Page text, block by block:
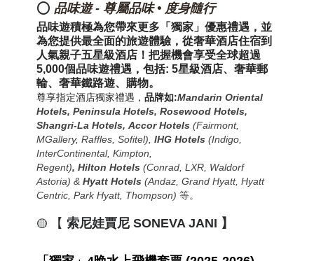
⭕ 品味遊-尊屬品味 • 度身隨行
品味遊積極為您帶來更多「獨家」優惠禮遇，並
為您提供最全面的旅遊體驗 ，從奢華酒店住宿到
人氣親子五星級酒店 ！把握機會享受全球超過
5,000個品味遊禮遇，包括: 5星級酒店、奢華郵
輪、奢華鐵路遊、購物。
尊享指定酒店獨家禮遇，品牌如:Mandarin Oriental
Hotels,Peninsula Hotels, Rosewood Hotels,
Shangri-La Hotels,Accor Hotels(Fairmont,
MGallery, Raffles, Sofitel) IHG Hotels(Indigo,
InterContinental, Kimpton,
Regent),HiltonHotels (Conrad, LXR, Waldorf
Astoria) & Hyatt Hotels (Andaz, Grand Hyatt, Hyatt
Centric, Park Hyatt, Thompson) 等。
🟡 【 索尼娃賈尼 SONEVA JANI 】